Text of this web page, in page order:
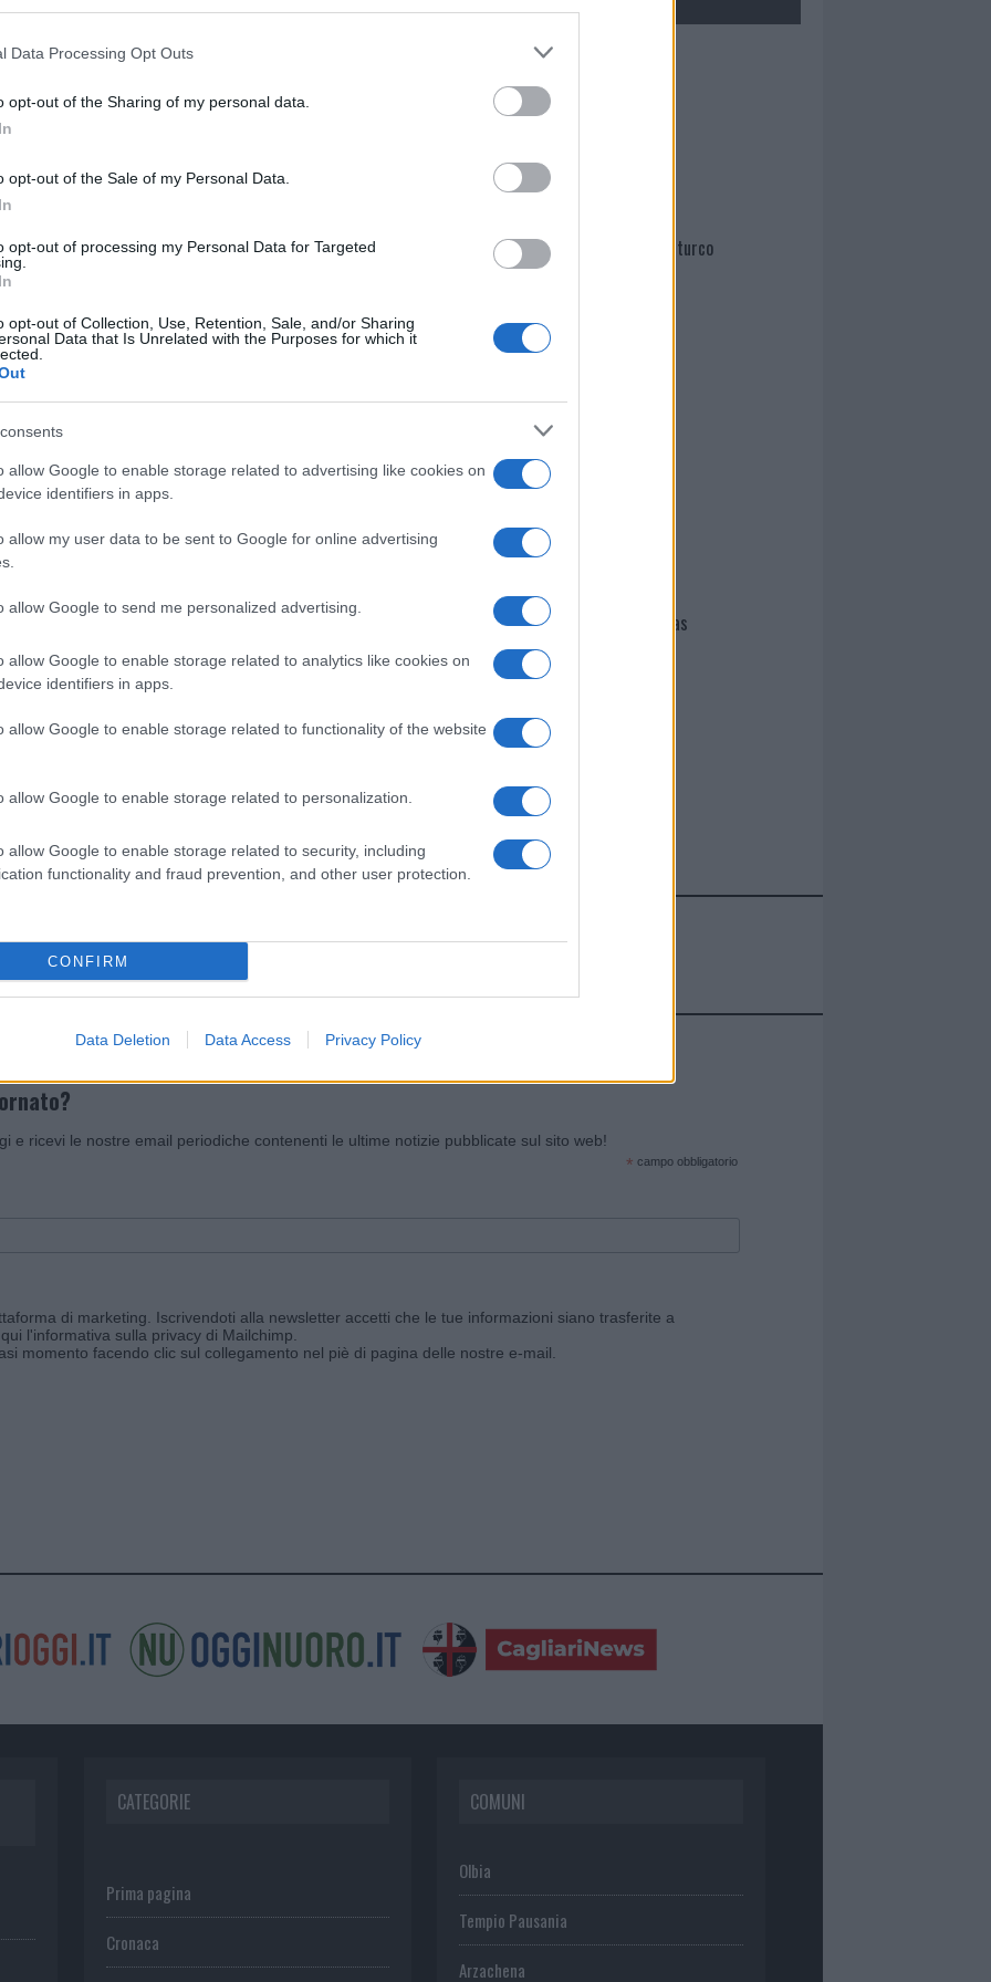
Data Processing Opt Outs
opt-out of the Sharing of my personal data.
opt-out of the Sale of my Personal Data.
opt-out of processing my Personal Data for Targeted
opt-out of Collection, Use, Retention, Sale, and/or Sharing
Data that Is Unrelated with the Purposes for which it
allow Google to enable storage related to advertising like cookies on
identifiers in apps.
allow my user data to be sent to Google for online advertising
allow Google to send me personalized advertising.
allow Google to enable storage related to analytics like cookies on
identifiers in apps.
allow Google to enable storage related to functionality of the website
allow Google to enable storage related to personalization.
allow Google to enable storage related to security, including
functionality and fraud prevention, and other user protection.
CONFIRM
Data Deletion Data Access Privacy Policy
nella sezione
Coronavirus Sardegna
di GalluraOggi.it
i tuoi video e le tue foto
+39 345 356 7512
news daGoogle News
Prossimo articolo
Mario Malu
Martina Agostina Diturco
I nostri cari
I nostri cari
I nostri cari
Giovannimaria Cabras
Invia un Comunicato Stampa
e ricevi le nostre email periodiche contenenti le ultime notizie pubblicate sul sito web!
* campo obbligatorio
di marketing. Iscrivendoti alla newsletter accetti che le tue informazioni siano trasferite a
l'informativa sulla privacy di Mailchimp
momento facendo clic sul collegamento nel piè di pagina delle nostre e-mail.
CATEGORIE
Prima pagina
Cronaca
COMUNI
Olbia
Tempio Pausania
Arzachena